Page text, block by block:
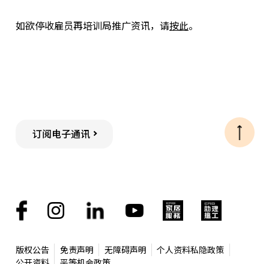
如欲停收雇员再培训局推广资讯，请按此。
订阅电子通讯
版权公告 免责声明 无障碍声明
个人资料私隐政策